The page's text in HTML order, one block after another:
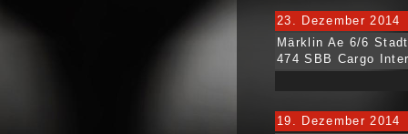
23. Dezember 2014
Märklin Ae 6/6
474 SBB Cargo
19. Dezember 2014